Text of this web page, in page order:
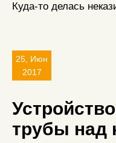
Куда-то делась
25, Июн
2017
трубы над